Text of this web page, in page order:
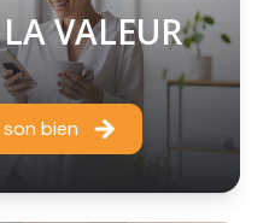
VALEUR
bien